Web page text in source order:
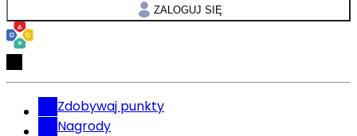
ZALOGUJ SIĘ
Zdobywaj punkty
Nagrody